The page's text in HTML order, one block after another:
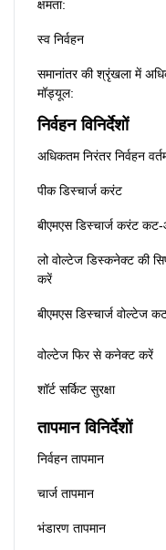
क्षमता:
स्व निर्वहन
समानांतर की श्रृंखला में
मॉड्यूल:
निर्वहन विनिर्देशों
अधिकतम निरंतर निर्वहन
पीक डिस्चार्ज करंट
बीएमएस डिस्चार्ज करंट
लो वोल्टेज डिस्कनेक्ट की
करें
बीएमएस डिस्चार्ज वोल्टेज
वोल्टेज फिर से कनेक्ट करें
शॉर्ट सर्किट सुरक्षा
तापमान विनिर्देशों
निर्वहन तापमान
चार्ज तापमान
भंडारण तापमान